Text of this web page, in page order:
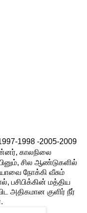
1998 -2005-2009
காலநிலை
சில ஆண்டுகளில்
நோக்கி வீசும்
பசிபிக்கின் மத்திய
அதிகமான குளிர் நீர்